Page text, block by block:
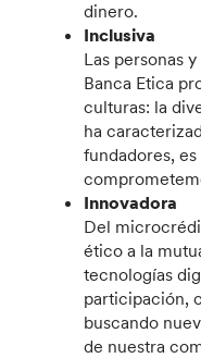
dinero.
Inclusiva
Las personas
Banca Etica
culturas: la
ha
fundadores,
Innovadora
Del
ético a la
tecnologías
participación,
buscando
de nuestra